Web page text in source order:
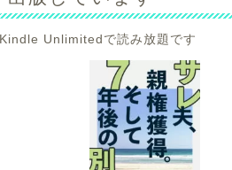
Kindle Unlimitedで読み放題です